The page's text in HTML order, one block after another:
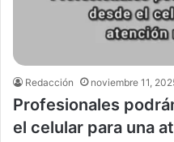
Redacción noviembre 11,
Profesionales
el celular para una